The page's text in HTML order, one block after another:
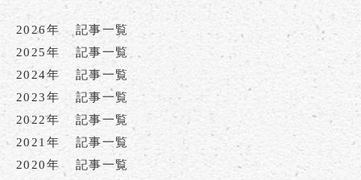
2026年
記事一覧
2025年
記事一覧
2024年
記事一覧
2023年
記事一覧
2022年
記事一覧
2021年
記事一覧
2020年
記事一覧